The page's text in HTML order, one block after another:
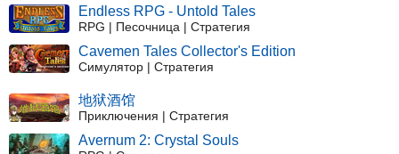
Endless RPG - Untold Tales
RPG | Песочница | Стратегия
Cavemen Tales Collector's Edition
Симулятор | Стратегия
地狱酒馆
Приключения | Стратегия
Avernum 2: Crystal Souls